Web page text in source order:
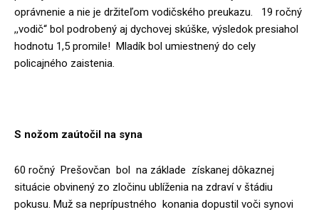
oprávnenie a nie je držiteľom vodičského preukazu. 19 ročný
,,vodič“ bol podrobený aj dychovej skúške, výsledok presiahol
hodnotu 1,5 promile! Mladík bol umiestnený do cely
policajného zaistenia.
S nožom zaútočil na syna
60 ročný Prešovčan bol na základe získanej dôkaznej
situácie obvinený zo zločinu ublíženia na zdraví v štádiu
pokusu. Muž sa neprípustného konania dopustil voči synovi